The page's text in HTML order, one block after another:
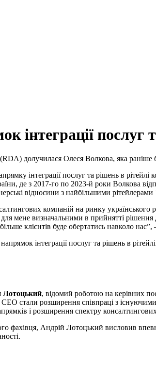
інтеграції послуг
долучилася Олеся Волкова, яка раніше
інтеграції послуг та рішень в рітейлі
де з 2017-го по 2023-й роки Волкова
відносини з найбільшими рітейлерами
компаній на ринку українського
для мене визначальними в прийнятті
клієнтів буде обертатись навколо
інтеграції послуг та рішень в
Лотоцький, відомий роботою на керівних
стали розширення співпраці з
і розширення спектру
фахівця, Андрій Лотоцький висловив